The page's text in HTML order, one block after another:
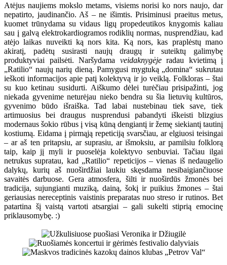
Atėjus naujiems mokslo metams, visiems norisi ko nors naujo, dar
nepatirto, jaudinančio. Aš – ne išimtis. Prisiminusi praeitus metus,
kuomet trūnydama su vidaus ligų propedeutikos knygomis kaliau
sau į galvą elektrokardiogramos rodiklių normas, nusprendžiau, kad
atėjo laikas nuveikti ką nors kita. Ką nors, kas praplėstų mano
akiratį, padėtų susirasti naujų draugų ir suteiktų galimybę
produktyviai pailsėti. Naršydama veidaknygėjeradau kvietimą į
„Ratilio“ naujų narių dieną. Pamygusi mygtuką „domina“ sukrutau
ieškoti informacijos apie patį kolektyvą ir jo veiklą. Folkloras – štai
su kuo ketinau susidurti. Aiškumo dėlei turėčiau prisipažinti, jog
niekada gyvenime neturėjau nieko bendra su šia lietuvių kultūros,
gyvenimo būdo išraiška. Tad labai nustebinau tiek save, tiek
artimuosius bei draugus nusprendusi pabandyti iškeisti blizgius
modernaus šokio rūbus į visą kūną dengiantį ir žemę siekiantį tautinį
kostiumą. Eidama į pirmąją repeticiją svarsčiau, ar elgiuosi teisingai
– ar aš ten pritapsiu, ar suprasiu, ar išmoksiu, ar pamilsiu folklorą
taip, kaip jį myli ir puoselėja kolektyvo senbuviai. Tačiau ilgai
netrukus supratau, kad „Ratilio“ repeticijos – vienas iš nedaugelio
dalykų, kurių aš nuoširdžiai laukiu skęsdama nesibaigiančiuose
savaitės darbuose. Gera atmosfera, šilti ir nuoširdūs žmonės bei
tradicija, sujungianti muziką, dainą, šokį ir puikius žmones – štai
geriausias nereceptinis vaistinis preparatas nuo streso ir rutinos. Bet
patartina šį vaistą vartoti atsargiai – gali sukelti stiprią emocinę
priklausomybę. :)